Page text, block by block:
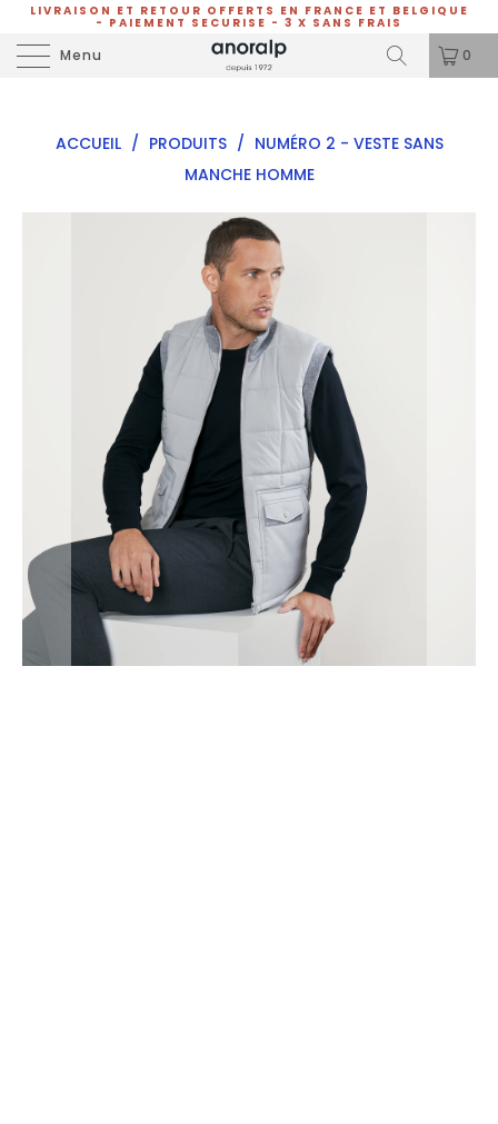
LIVRAISON ET RETOUR OFFERTS EN FRANCE ET BELGIQUE
- PAIEMENT SECURISE - 3 X SANS FRAIS
Menu 0
ACCUEIL / PRODUITS / NUMÉRO 2 - VESTE SANS
MANCHE HOMME